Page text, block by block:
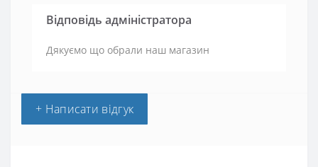
Відповідь адміністратора
Дякуємо що обрали наш магазин
+ Написати відгук